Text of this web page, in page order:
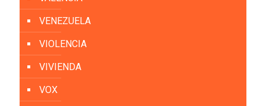
VENEZUELA
VIOLENCIA
VIVIENDA
VOX